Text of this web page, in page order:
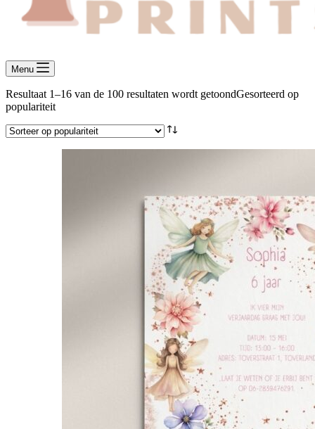
Menu
Resultaat 1–16 van de 100 resultaten wordt getoondGesorteerd op
populariteit